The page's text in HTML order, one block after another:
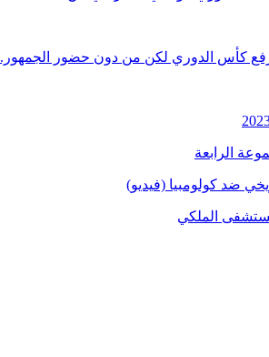
كأس الدوري لكن من دون حضور الجمهور.
الرابعة
ضد كولومبيا (فيديو)
الملكي